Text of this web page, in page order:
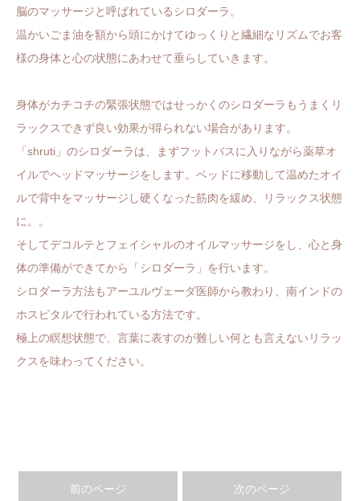
脳のマッサージと呼ばれているシロダーラ。
温かいごま油を額から頭にかけてゆっくりと繊細なリズムでお客
様の身体と心の状態にあわせて垂らしていきます。
身体がカチコチの緊張状態ではせっかくのシロダーラもうまくリ
ラックスできず良い効果が得られない場合があります。
「shruti」のシロダーラは、まずフットバスに入りながら薬草オ
イルでヘッドマッサージをします。ベッドに移動して温めたオイ
ルで背中をマッサージし硬くなった筋肉を緩め、リラックス状態
に。。
そしてデコルテとフェイシャルのオイルマッサージをし、心と身
体の準備ができてから「シロダーラ」を行います。
シロダーラ方法もアーユルヴェーダ医師から教わり、南インドの
ホスピタルで行われている方法です。
極上の瞑想状態で、言葉に表すのが難しい何とも言えないリラッ
クスを味わってください。
前のページ 次のページ